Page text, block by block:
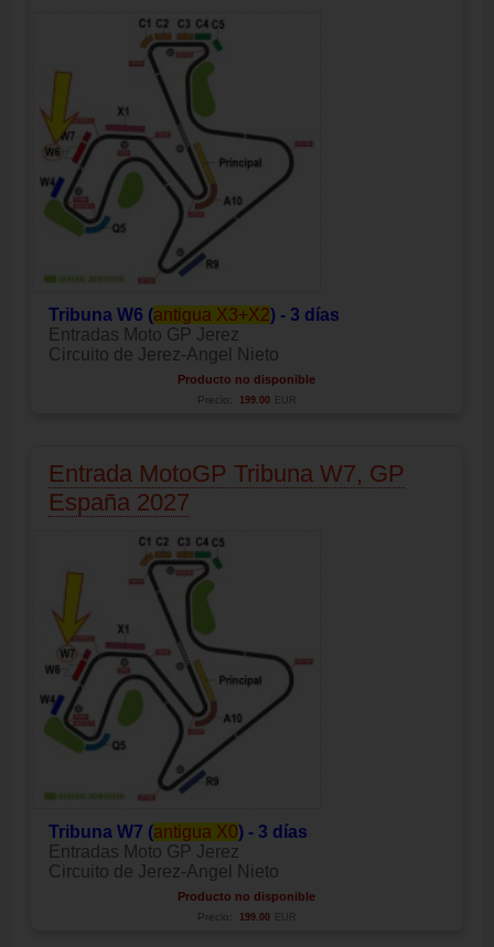
Tribuna W6 (antigua X3+X2) - 3 días
Entradas Moto GP Jerez
Circuito de Jerez-Angel Nieto
Producto no disponible
Precio: 199.00 EUR
Entrada MotoGP Tribuna W7, GP
España 2027
Tribuna W7 (antigua X0) - 3 días
Entradas Moto GP Jerez
Circuito de Jerez-Angel Nieto
Producto no disponible
Precio: 199.00 EUR